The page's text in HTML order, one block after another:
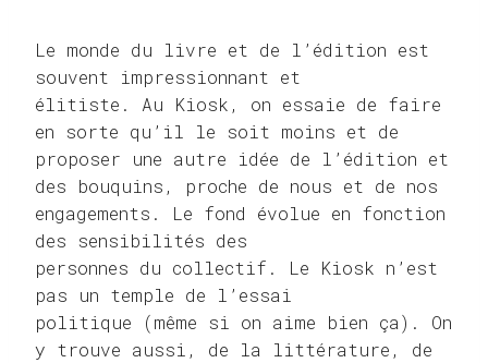
Le monde du livre et de l’édition est
souvent impressionnant et
élitiste. Au Kiosk, on essaie de faire
en sorte qu’il le soit moins et de
proposer une autre idée de l’édition et
des bouquins, proche de nous et de nos
engagements. Le fond évolue en fonction
des sensibilités des
personnes du collectif. Le Kiosk n’est
pas un temple de l’essai
politique (même si on aime bien ça). On
y trouve aussi, de la littérature, de